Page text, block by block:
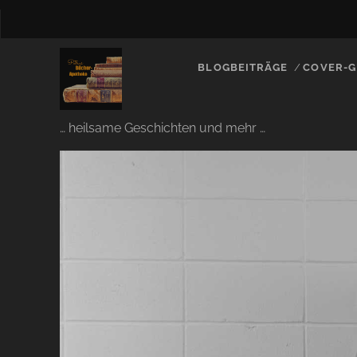
… heilsame Geschichten und mehr …
BLOGBEITRÄGE COVER-